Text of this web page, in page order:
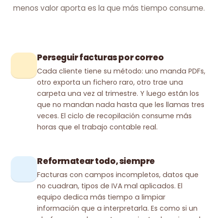
menos valor aporta es la que más tiempo consume.
Perseguir facturas por correo
Cada cliente tiene su método: uno manda PDFs,
otro exporta un fichero raro, otro trae una
carpeta una vez al trimestre. Y luego están los
que no mandan nada hasta que les llamas tres
veces. El ciclo de recopilación consume más
horas que el trabajo contable real.
Reformatear todo, siempre
Facturas con campos incompletos, datos que
no cuadran, tipos de IVA mal aplicados. El
equipo dedica más tiempo a limpiar
información que a interpretarla. Es como si un